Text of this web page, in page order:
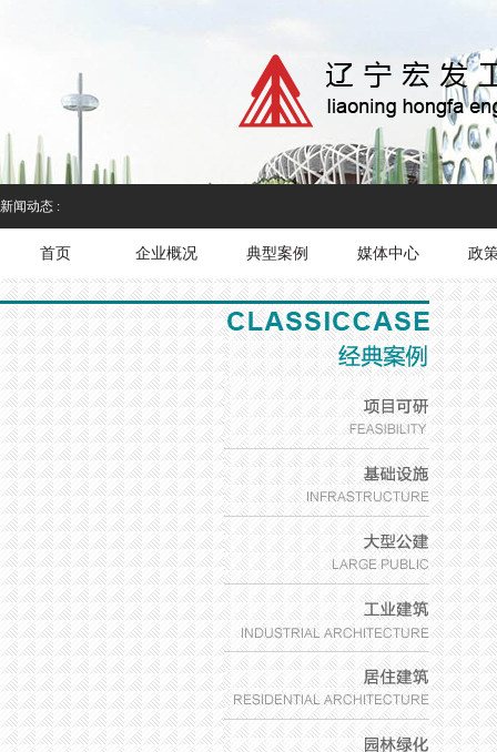
新闻动态 :
首页 企业概况 典型案例 媒体中心 政